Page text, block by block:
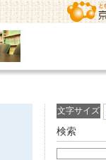
文字サイズ
検索